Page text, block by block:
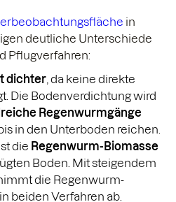
in
deutliche Unterschiede
Pflugverfahren:
dichter , da keine direkte
Die Bodenverdichtung wird
Regenwurmgänge
bis in den Unterboden reichen.
die Regenwurm-Biomasse
Boden. Mit steigendem
die Regenwurm-
beiden Verfahren ab.